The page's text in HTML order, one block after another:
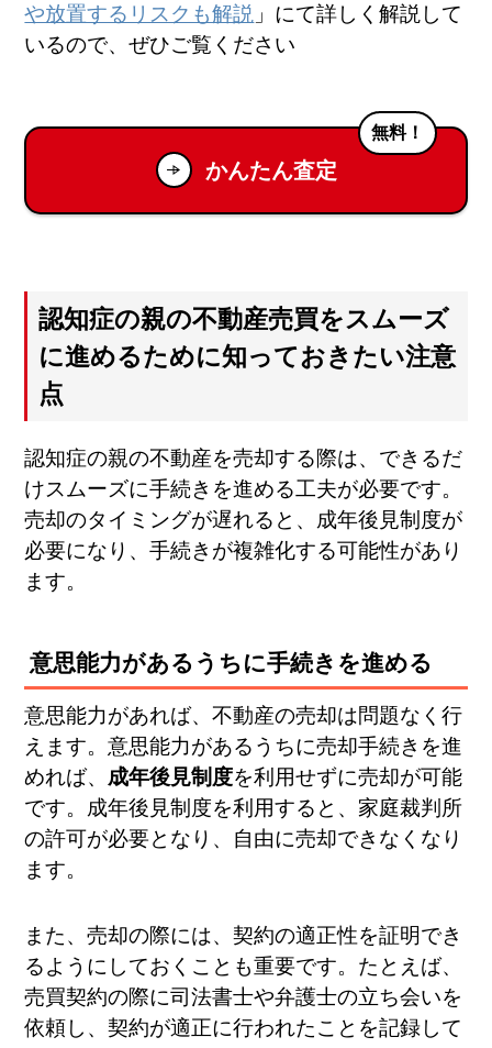
や放置するリスクも解説 」にて詳しく解説して
いるので、ぜひご覧ください
かんたん査定
無料！
認知症の親の不動産売買をスムーズ
に進めるために知っておきたい注意
点
認知症の親の不動産を売却する際は、できるだ
けスムーズに手続きを進める工夫が必要です。
売却のタイミングが遅れると、成年後見制度が
必要になり、手続きが複雑化する可能性があり
ます。
意思能力があるうちに手続きを進める
意思能力があれば、不動産の売却は問題なく行
えます。意思能力があるうちに売却手続きを進
めれば、 成年後見制度を利用せずに売却が可能
です。成年後見制度を利用すると、家庭裁判所
の許可が必要となり、自由に売却できなくなり
ます。
また、売却の際には、契約の適正性を証明でき
るようにしておくことも重要です。たとえば、
売買契約の際に司法書士や弁護士の立ち会いを
依頼し、契約が適正に行われたことを記録して